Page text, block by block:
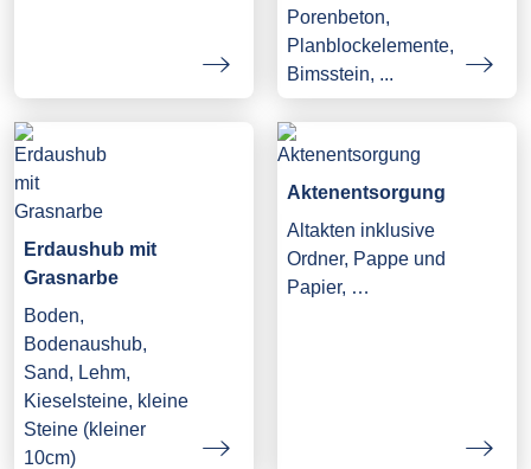
Porenbeton,
Planblockelemente,
Bimsstein, ...
Erdaushub mit
Grasnarbe
Boden,
Bodenaushub,
Sand, Lehm,
Kieselsteine, kleine
Steine (kleiner
10cm)
Aktenentsorgung
Altakten inklusive
Ordner, Pappe und
Papier, …